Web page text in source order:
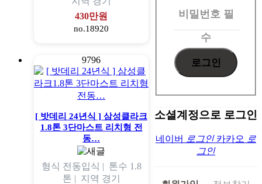
430만원
no.18920
9796
[ 밧데리 24년식 ] 삼성클라크
1.8톤 3단마스트 리치형 전
동…
형식 전동입식 | 톤수 1.8
톤 | 지역 경기
비밀번호 필
수
소셜계정으로 로그인
네이버 로그인 카카오 로
그인